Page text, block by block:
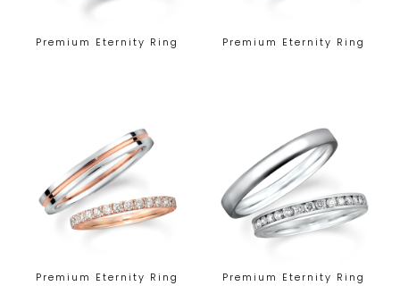
Premium Eternity Ring Premium Eternity Ring
Premium Eternity Ring Premium Eternity Ring